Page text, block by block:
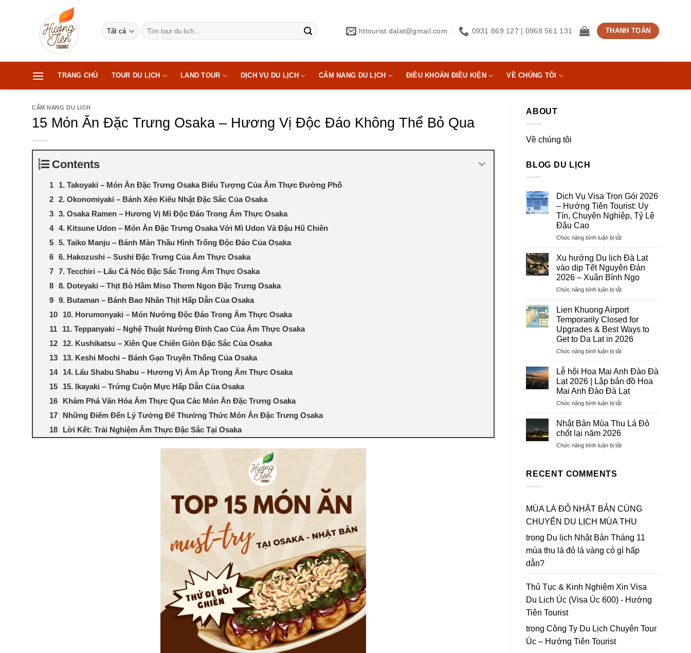
Tìm
kiếm:
httourist.dalat@gmail.com 0931 869 127 | 0968 561 131 THANH TOÁN
TRANG CHỦ TOUR DU LỊCH LAND TOUR DỊCH VỤ DU LỊCH CẨM NANG DU LỊCH ĐIỀU KHOẢN ĐIỀU KIỆN VỀ CHÚNG TÔI
CẨM NANG DU LỊCH
15 Món Ăn Đặc Trưng Osaka – Hương Vị Độc Đáo Không Thể Bỏ Qua
Contents
1. Takoyaki – Món Ăn Đặc Trưng Osaka Biểu Tượng Của Ẩm Thực Đường Phố
2. Okonomiyaki – Bánh Xèo Kiểu Nhật Đặc Sắc Của Osaka
3. Osaka Ramen – Hương Vị Mì Độc Đáo Trong Ẩm Thực Osaka
4. Kitsune Udon – Món Ăn Đặc Trưng Osaka Với Mì Udon Và Đậu Hũ Chiên
5. Taiko Manju – Bánh Màn Thầu Hình Trống Độc Đáo Của Osaka
6. Hakozushi – Sushi Đặc Trưng Của Ẩm Thực Osaka
7. Tecchiri – Lẩu Cá Nóc Đặc Sắc Trong Ẩm Thực Osaka
8. Doteyaki – Thịt Bò Hầm Miso Thơm Ngon Đặc Trưng Osaka
9. Butaman – Bánh Bao Nhân Thịt Hấp Dẫn Của Osaka
10. Horumonyaki – Món Nướng Độc Đáo Trong Ẩm Thực Osaka
11. Teppanyaki – Nghệ Thuật Nướng Đỉnh Cao Của Ẩm Thực Osaka
12. Kushikatsu – Xiên Que Chiên Giòn Đặc Sắc Của Osaka
13. Keshi Mochi – Bánh Gạo Truyền Thống Của Osaka
14. Lẩu Shabu Shabu – Hương Vị Ấm Áp Trong Ẩm Thực Osaka
15. Ikayaki – Trứng Cuộn Mực Hấp Dẫn Của Osaka
Khám Phá Văn Hóa Ẩm Thực Qua Các Món Ăn Đặc Trưng Osaka
Những Điểm Đến Lý Tưởng Để Thưởng Thức Món Ăn Đặc Trưng Osaka
Lời Kết: Trải Nghiệm Ẩm Thực Đặc Sắc Tại Osaka
ABOUT
Về chúng tôi
BLOG DU LỊCH
Dịch Vụ Visa Trọn Gói 2026
– Hướng Tiên Tourist: Uy
Tín, Chuyên Nghiệp, Tỷ Lệ
Đậu Cao
Chức năng bình luận bị tắtở
Vụ
Visa
Trọn
Gói
2026
Hướng
Tiên
Tourist:
Uy
Tín,
Chuyên
Tỷ
Đậu
Cao
Xu hướng Du lịch Đà Lạt
vào dịp Tết Nguyên Đán
2026 – Xuân Bính Ngọ
Chức năng bình luận bị tắtở
hướng
Du
lịch
Đà
Lạt
vào
Tết
Nguyên
Đán
2026
–
Bính
Lien Khuong Airport
Temporarily Closed for
Upgrades & Best Ways to
Get to Da Lat in 2026
Chức năng bình luận bị tắtở
Khuong
Airport
Temporarily
Closed
for
&
to
Lễ hội Hoa Mai Anh Đào Đà
Lạt 2026 | Lập bản đồ Hoa
Mai Anh Đào Đà Lạt
Chức năng bình luận bị tắtở
hội
Anh
bản
Hoa
Mai
Anh
Đào
Nhật Bản Mùa Thu Lá Đỏ
chốt lại năm 2026
Chức năng bình luận bị tắtở
chốt
năm
RECENT COMMENTS
MÙA LÁ ĐỎ NHẬT BẢN CÙNG
CHUYẾN DU LỊCH MÙA THU
trong Du lịch Nhật Bản Tháng 11
mùa thu lá đỏ lá vàng có gì hấp
dẫn?
Thủ Tục & Kinh Nghiệm Xin Visa
Du Lịch Úc (Visa Úc 600) - Hướng
Tiên Tourist
trong Công Ty Du Lịch Chuyên Tour
Úc – Hướng Tiên Tourist